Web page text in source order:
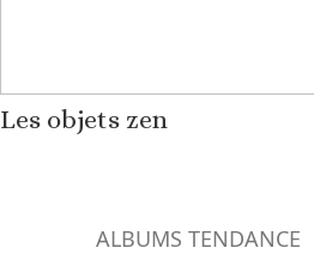
Les objets zen
ALBUMS TENDANCE